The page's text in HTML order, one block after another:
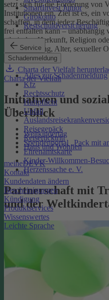
SmartInvest Junior
Girokonto
Restschuldversicherung
Service
Schadenmeldung
Alles zur Schadenmeldung
Kfz
Rechtsschutz
Haftpflicht
Unfall
Reisegepäck
Reiserücktritt
Haus und Wohnen
meineDEVK
Kontakt
Kundendaten ändern
Bescheinigungen
Kündigung
Produktservices
Wissenswertes
Leichte Sprache
setzt sich für die Förderung von
Institutionen ein.Ziel ist es, ein
schaffen, in dem jede:r
frei entfalten kann – unabhängig
ethnischer Herkunft, Religion
Einschränkung, Alter, sexueller
Identität.
Charta der Vielfalt
Charta der Vielfalt
Initiativen und
Überblick
Weltkindertag
Spendenportal „Pack mit
Ehrenamtskarte
Kinder-Willkommen-
Herzenssache e. V.
Partnerschaft mit
und der